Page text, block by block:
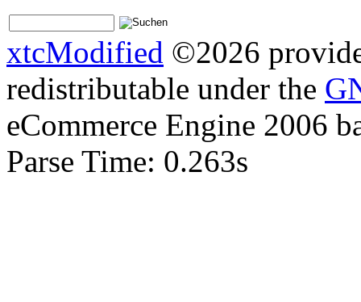
xtcModified ©2026
redistributable under the
eCommerce Engine 2006
Parse Time: 0.263s